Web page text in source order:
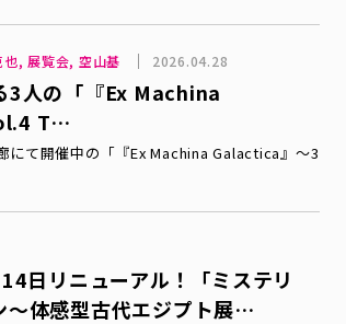
, 展覧会, 空山基 2026.04.28
3人の「『Ex Machina
T…
にて開催中の「『Ex Machina Galactica』～3
日リニューアル！「ミステリ
〜体感型古代エジプト展…